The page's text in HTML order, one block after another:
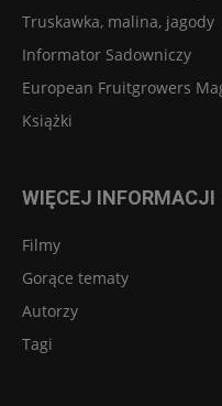
Truskawka, malina, jagody
Informator Sadowniczy
European Fruitgrowers
Książki
WIĘCEJ INFORMACJI
Filmy
Gorące tematy
Autorzy
Tagi